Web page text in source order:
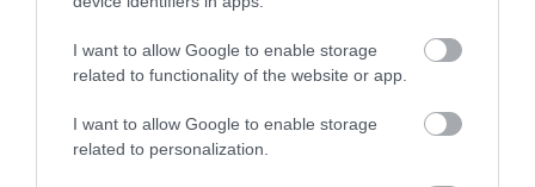
I want to allow Google to enable storage
related to functionality of the website or app.
I want to allow Google to enable storage
related to personalization.
A Kvarner Európa gasztronómiai régiójaként kerül a